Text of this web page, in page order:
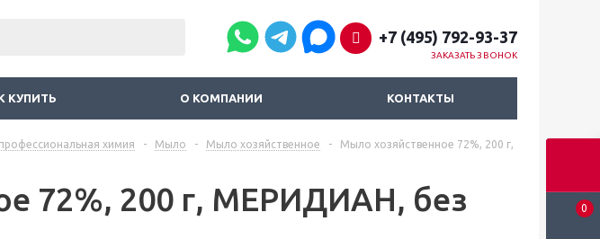
0
+7 (495) 792-93-37
ЗАКАЗАТЬ ЗВОНОК
КУПИТЬ О КОМПАНИИ КОНТАКТЫ
химия - Мыло - Мыло хозяйственное -
Мыло хозяйственное 72%, 200 г,
72%, 200 г, МЕРИДИАН, без